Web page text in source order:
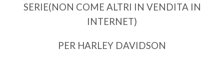
SERIE(NON COME ALTRI IN VENDITA IN
INTERNET)
PER HARLEY DAVIDSON